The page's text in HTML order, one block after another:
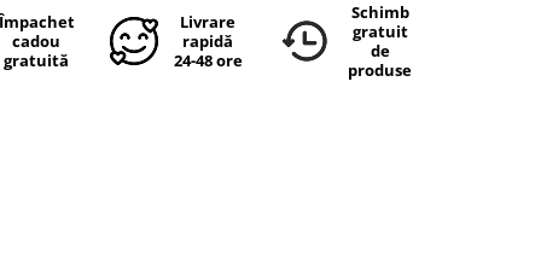
cadou
gratuită
Livrare
rapidă
24-48 ore
Schimb
gratuit
de
produse